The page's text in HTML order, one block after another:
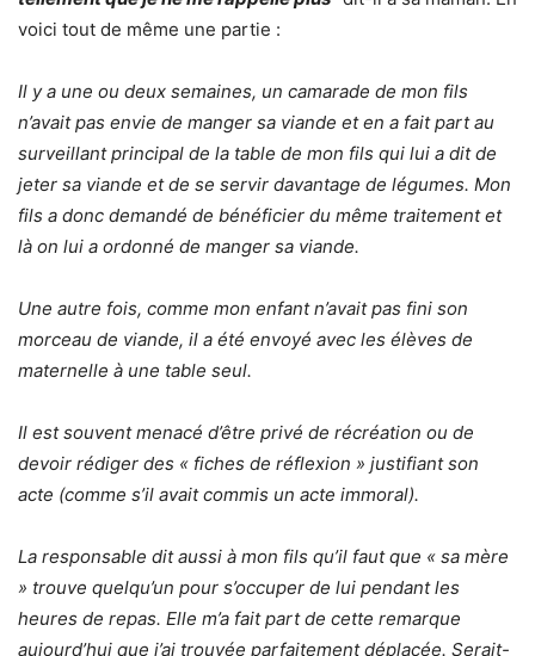
voici tout de même une partie :
Il y a une ou deux semaines, un camarade de mon fils
n’avait pas envie de manger sa viande et en a fait part au
surveillant principal de la table de mon fils qui lui a dit de
jeter sa viande et de se servir davantage de légumes. Mon
fils a donc demandé de bénéficier du même traitement et
là on lui a ordonné de manger sa viande.
Une autre fois, comme mon enfant n’avait pas fini son
morceau de viande, il a été envoyé avec les élèves de
maternelle à une table seul.
Il est souvent menacé d’être privé de récréation ou de
devoir rédiger des « fiches de réflexion » justifiant son
acte (comme s’il avait commis un acte immoral).
La responsable dit aussi à mon fils qu’il faut que « sa mère
» trouve quelqu’un pour s’occuper de lui pendant les
heures de repas. Elle m’a fait part de cette remarque
aujourd’hui que j’ai trouvée parfaitement déplacée. Serait-